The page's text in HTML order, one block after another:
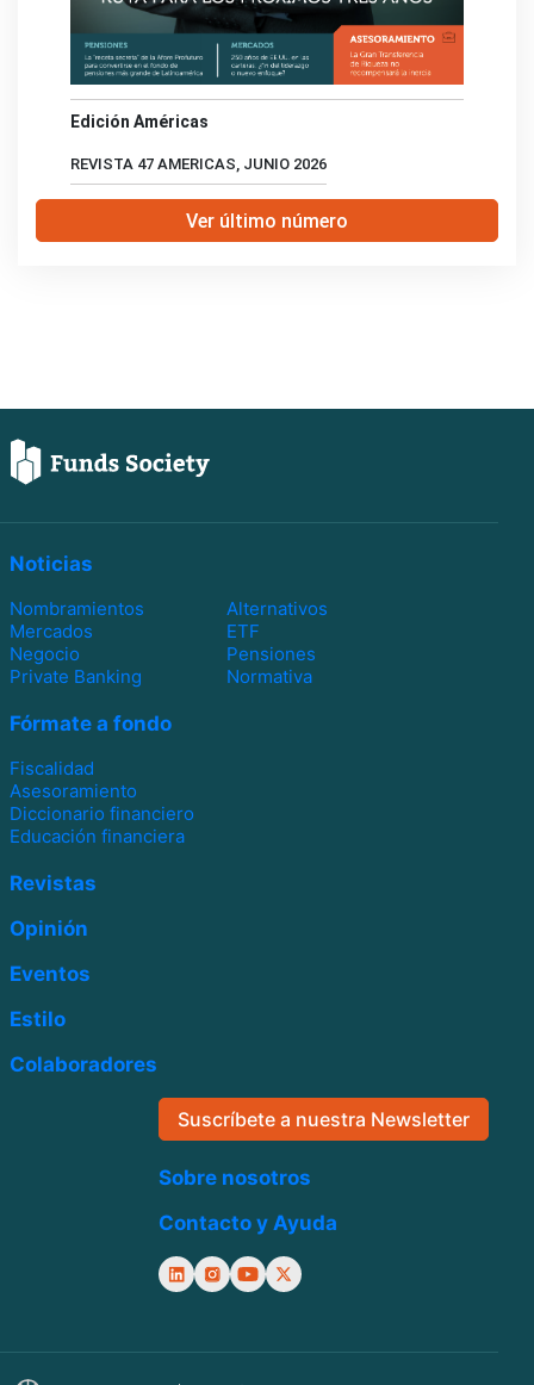
Edición Américas
REVISTA 47 AMERICAS, JUNIO 2026
Ver último número
Noticias
Nombramientos
Alternativos
Mercados
ETF
Negocio
Pensiones
Private Banking
Normativa
Fórmate a fondo
Fiscalidad
Asesoramiento
Diccionario financiero
Educación financiera
Revistas
Opinión
Eventos
Estilo
Colaboradores
Suscríbete a nuestra Newsletter
Sobre nosotros
Contacto y Ayuda